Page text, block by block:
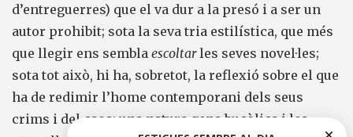
d’entreguerres) que el va dur a la presó i a ser un
autor prohibit; sota la seva tria estilística, que més
que llegir ens sembla escoltarles seves novel·les;
sota tot això, hi ha, sobretot, la reflexió sobre el que
ha de redimir l’home contemporani dels seus
crims i del caos: una natura gens bucòlica i les